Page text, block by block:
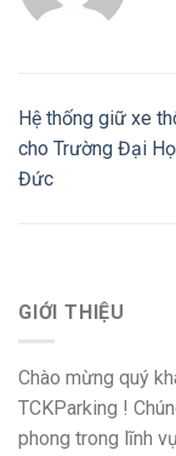
Hệ thống giữ xe
cho Trường Đại
Đức
GIỚI THIỆU
Chào mừng quý
TCKParking !
phong trong lĩnh